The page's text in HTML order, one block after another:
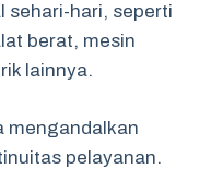
sehari-hari, seperti
berat, mesin
lainnya.
mengandalkan
pelayanan.